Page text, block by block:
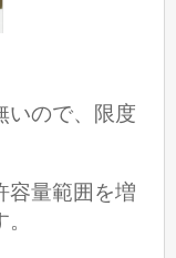
いので、限度
容量範囲を増